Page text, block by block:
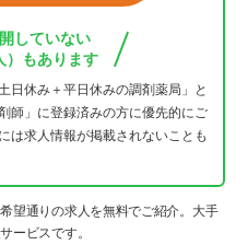
していない
）もあります
日休み＋平日休みの調剤薬局」と
師」に登録済みの方に優先的にご
は求人情報が掲載されないことも
望通りの求人を無料でご紹介。大手
ービスです。